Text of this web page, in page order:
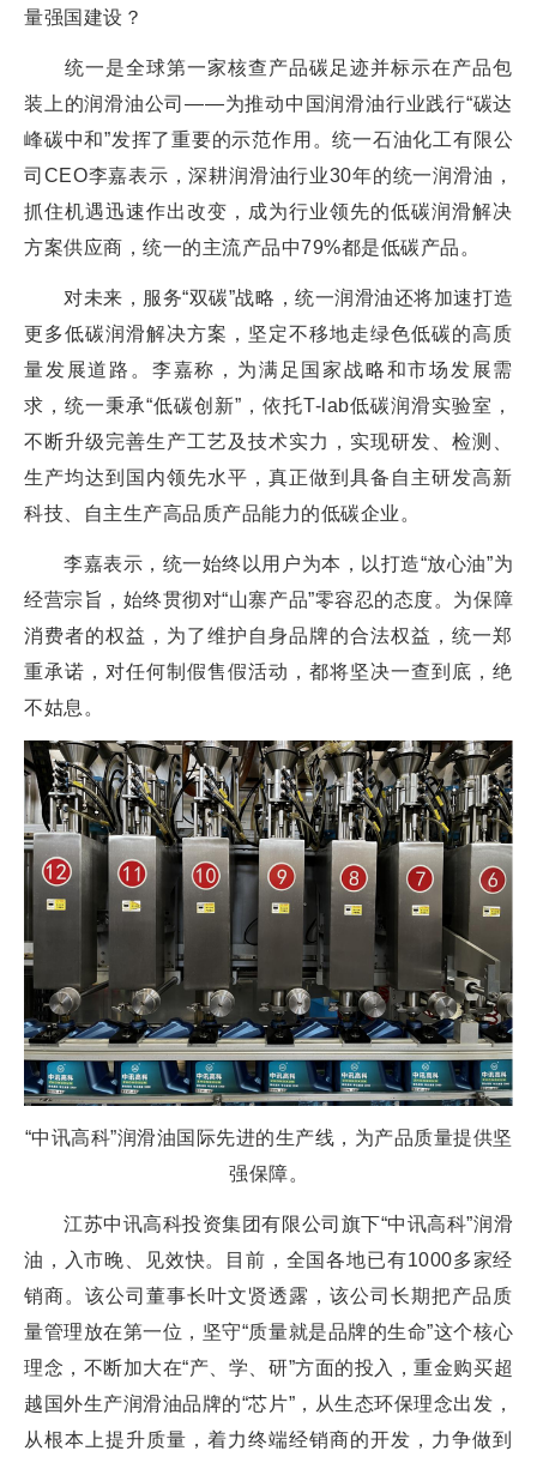
量强国建设？
统一是全球第一家核查产品碳足迹并标示在产品包
装上的润滑油公司——为推动中国润滑油行业践行“碳达
峰碳中和”发挥了重要的示范作用。统一石油化工有限公
司CEO李嘉表示，深耕润滑油行业30年的统一润滑油，
抓住机遇迅速作出改变，成为行业领先的低碳润滑解决
方案供应商，统一的主流产品中79%都是低碳产品。
对未来，服务“双碳”战略，统一润滑油还将加速打造
更多低碳润滑解决方案，坚定不移地走绿色低碳的高质
量发展道路。李嘉称，为满足国家战略和市场发展需
求，统一秉承“低碳创新”，依托T-lab低碳润滑实验室，
不断升级完善生产工艺及技术实力，实现研发、检测、
生产均达到国内领先水平，真正做到具备自主研发高新
科技、自主生产高品质产品能力的低碳企业。
李嘉表示，统一始终以用户为本，以打造“放心油”为
经营宗旨，始终贯彻对“山寨产品”零容忍的态度。为保障
消费者的权益，为了维护自身品牌的合法权益，统一郑
重承诺，对任何制假售假活动，都将坚决一查到底，绝
不姑息。
“中讯高科”润滑油国际先进的生产线，为产品质量提供坚
强保障。
江苏中讯高科投资集团有限公司旗下“中讯高科”润滑
油，入市晚、见效快。目前，全国各地已有1000多家经
销商。该公司董事长叶文贤透露，该公司长期把产品质
量管理放在第一位，坚守“质量就是品牌的生命”这个核心
理念，不断加大在“产、学、研”方面的投入，重金购买超
越国外生产润滑油品牌的“芯片”，从生态环保理念出发，
从根本上提升质量，着力终端经销商的开发，力争做到